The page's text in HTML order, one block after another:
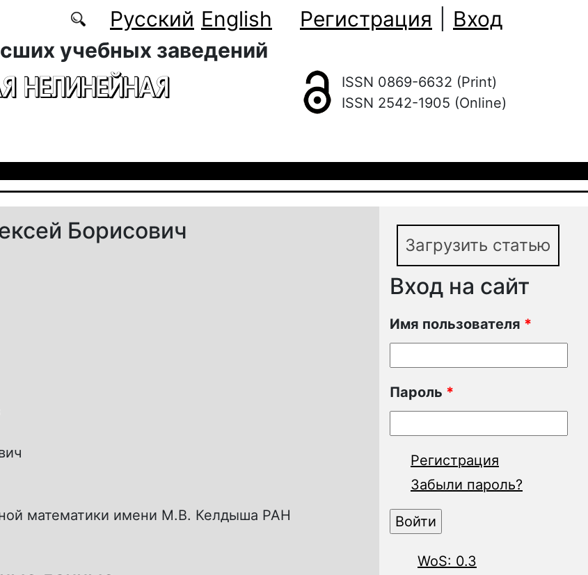
Русский English Регистрация
Вход
учебных заведений
НЕЛИНЕЙНАЯ
ISSN 0869-6632 (Print)
ISSN 2542-1905 (Online)
Борисович
математики имени М.В. Келдыша РАН
Загрузить статью
Вход на сайт
Имя пользователя *
Пароль *
Регистрация
Забыли пароль?
WoS: 0.3